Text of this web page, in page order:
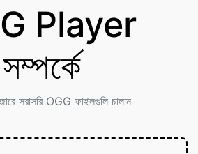
Player
সম্পর্কে
সরাসরি OGG ফাইলগুলি চালান